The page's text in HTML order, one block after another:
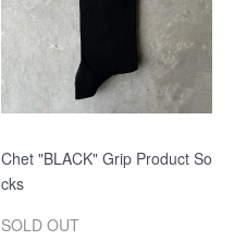
Chet "BLACK" Grip Product So
cks
SOLD OUT